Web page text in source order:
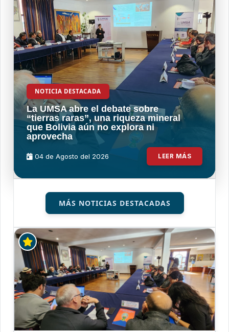
NOTICIA DESTACADA
La UMSA abre el debate sobre
“tierras raras”, una riqueza mineral
que Bolivia aún no explora ni
aprovecha
04 de Agosto del 2026 LEER MÁS
MÁS NOTICIAS DESTACADAS